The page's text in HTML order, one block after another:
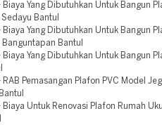
Yang Dibutuhkan Untuk Bangun
Bantul
Yang Dibutuhkan Untuk Bangun
Bantul
Yang Dibutuhkan Untuk Bangun
Pemasangan Plafon PVC Model
Untuk Renovasi Plafon Rumah